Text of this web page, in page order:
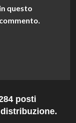
questo
posti